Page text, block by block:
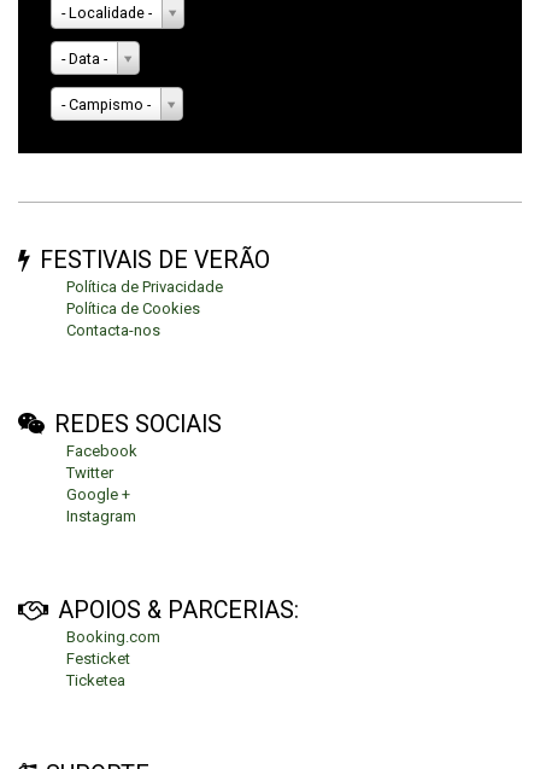
- Localidade -
- Data -
- Campismo -
FESTIVAIS DE VERÃO
Política de Privacidade
Política de Cookies
Contacta-nos
REDES SOCIAIS
Facebook
Twitter
Google +
Instagram
APOIOS & PARCERIAS:
Booking.com
Festicket
Ticketea